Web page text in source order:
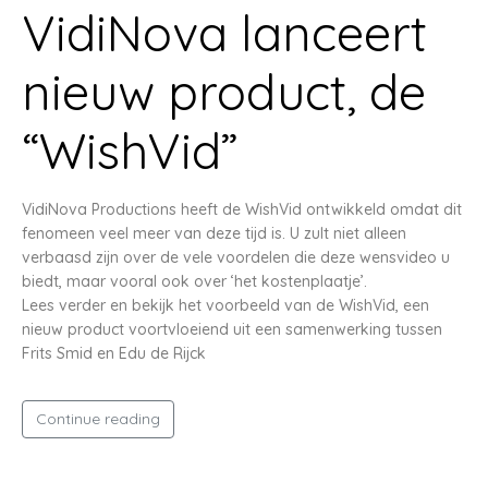
VidiNova lanceert
nieuw product, de
“WishVid”
VidiNova Productions heeft de WishVid ontwikkeld omdat dit
fenomeen veel meer van deze tijd is. U zult niet alleen
verbaasd zijn over de vele voordelen die deze wensvideo u
biedt, maar vooral ook over ‘het kostenplaatje’.
Lees verder en bekijk het voorbeeld van de WishVid, een
nieuw product voortvloeiend uit een samenwerking tussen
Frits Smid en Edu de Rijck
Continue reading